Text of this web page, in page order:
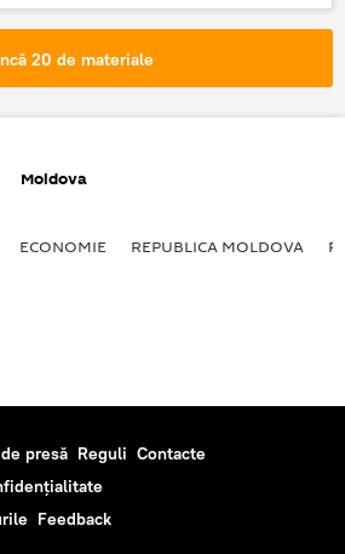
Trump
dialog
20 de materiale
Moldova
ECONOMIE REPUBLICA MOLDOVA
presă Reguli Contacte
Feedback